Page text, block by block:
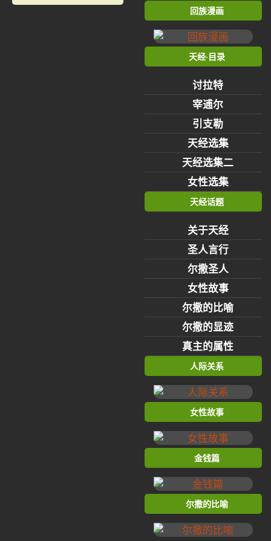
回族漫画
天经·目录
讨拉特
宰逋尔
引支勒
天经选集
天经选集二
女性选集
天经话题
关于天经
圣人言行
尔撒圣人
女性故事
尔撒的比喻
尔撒的显迹
真主的属性
人际关系
女性故事
金钱篇
尔撒的比喻